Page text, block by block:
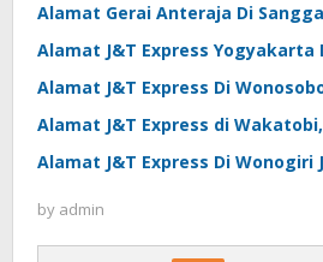
Alamat Gerai Anteraja Di
Alamat J&T Express Yogyakarta
Alamat J&T Express Di
Alamat J&T Express di
Alamat J&T Express Di Wonogiri
by admin